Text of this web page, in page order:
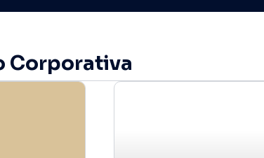
Corporativa